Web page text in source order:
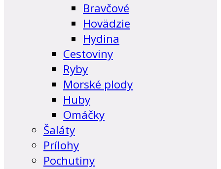
Bravčové
Hovädzie
Hydina
Cestoviny
Ryby
Morské plody
Huby
Omáčky
Šaláty
Prílohy
Pochutiny